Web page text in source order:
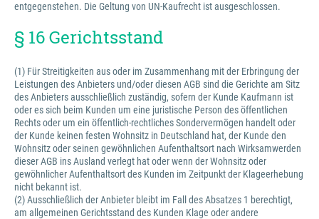
entgegenstehen. Die Geltung von UN-Kaufrecht ist ausgeschlossen.
§ 16 Gerichtsstand
(1) Für Streitigkeiten aus oder im Zusammenhang mit der Erbringung der
Leistungen des Anbieters und/oder diesen AGB sind die Gerichte am Sitz
des Anbieters ausschließlich zuständig, sofern der Kunde Kaufmann ist
oder es sich beim Kunden um eine juristische Person des öffentlichen
Rechts oder um ein öffentlich-rechtliches Sondervermögen handelt oder
der Kunde keinen festen Wohnsitz in Deutschland hat, der Kunde den
Wohnsitz oder seinen gewöhnlichen Aufenthaltsort nach Wirksamwerden
dieser AGB ins Ausland verlegt hat oder wenn der Wohnsitz oder
gewöhnlicher Aufenthaltsort des Kunden im Zeitpunkt der Klageerhebung
nicht bekannt ist.
(2) Ausschließlich der Anbieter bleibt im Fall des Absatzes 1 berechtigt,
am allgemeinen Gerichtsstand des Kunden Klage oder andere